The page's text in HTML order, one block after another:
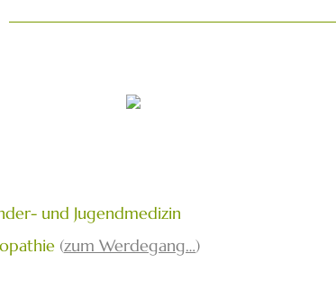
und Jugendmedizin
(zum Werdegang…)